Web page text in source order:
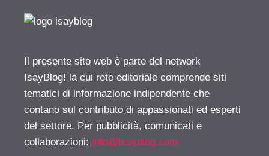
Il presente sito web è parte del network
IsayBlog! la cui rete editoriale comprende siti
tematici di informazione indipendente che
contano sul contributo di appassionati ed esperti
del settore. Per pubblicità, comunicati e
collaborazioni: info@isayblog.com